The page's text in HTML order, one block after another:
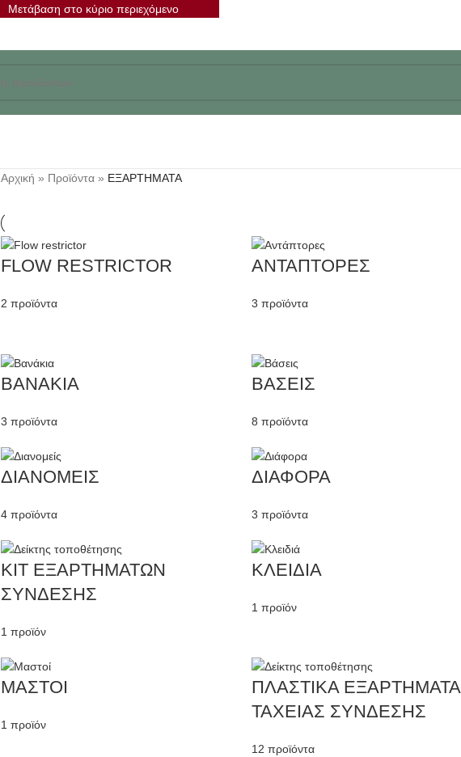
Μετάβαση στο κύριο περιεχόμενο
Αρχική » Προϊόντα» ΕΞΑΡΤΗΜΑΤΑ
FLOW RESTRICTOR
2 προϊόντα
ΑΝΤΑΠΤΟΡΕΣ
3 προϊόντα
ΒΑΝΑΚΙΑ
3 προϊόντα
ΒΑΣΕΙΣ
8 προϊόντα
ΔΙΑΝΟΜΕΙΣ
4 προϊόντα
ΔΙΑΦΟΡΑ
3 προϊόντα
ΚΙΤ ΕΞΑΡΤΗΜΑΤΩΝ
ΣΥΝΔΕΣΗΣ
1 προϊόν
ΚΛΕΙΔΙΑ
1 προϊόν
ΜΑΣΤΟΙ
1 προϊόν
ΠΛΑΣΤΙΚΑ ΕΞΑΡΤΗΜΑΤΑ
ΤΑΧΕΙΑΣ ΣΥΝΔΕΣΗΣ
12 προϊόντα